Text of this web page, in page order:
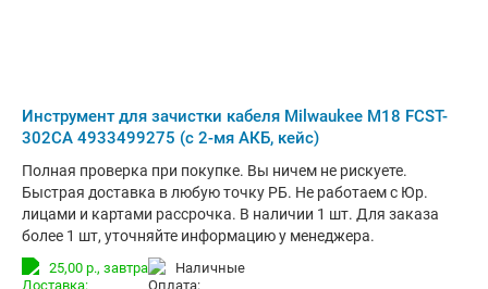
Инструмент для зачистки кабеля Milwaukee M18 FCST-
302CA 4933499275 (с 2-мя АКБ, кейс)
Полная проверка при покупке. Вы ничем не рискуете.
Быстрая доставка в любую точку РБ. Не работаем с Юр.
лицами и картами рассрочка. В наличии 1 шт. Для заказа
более 1 шт, уточняйте информацию у менеджера.
25,00 р., завтра наличные